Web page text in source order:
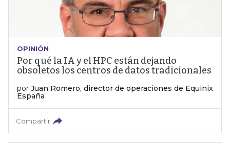
OPINIÓN
Por qué la IA y el HPC están dejando
obsoletos los centros de datos tradicionales
por Juan Romero, director de operaciones de Equinix
España
Compartir